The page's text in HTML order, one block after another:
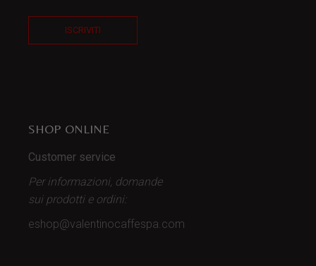
ISCRIVITI
SHOP ONLINE
Customer service
Per informazioni, domande
sui prodotti e ordini:
eshop@valentinocaffespa.com